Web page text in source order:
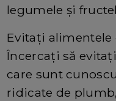
legumele și
Evitați alimentele
Încercați să
care sunt
ridicate de